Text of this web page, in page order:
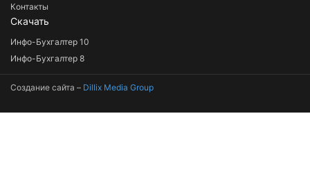
Контакты
Скачать
Инфо-Бухгалтер 10
Инфо-Бухгалтер 8
Создание сайта – Dillix Media Group